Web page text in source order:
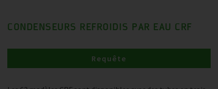
CONDENSEURS REFROIDIS PAR EAU CRF
Requête